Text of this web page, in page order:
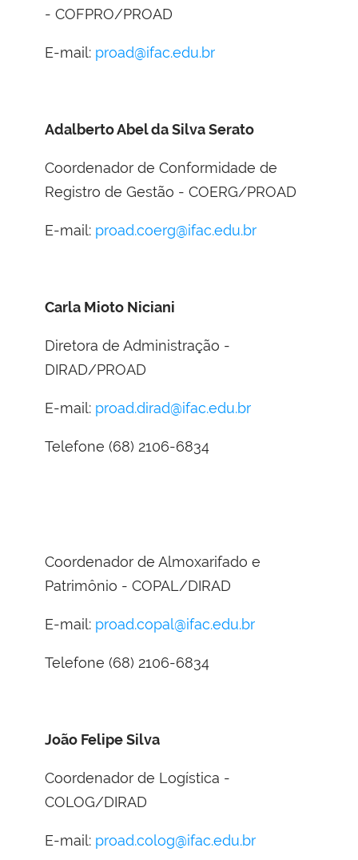
- COFPRO/PROAD
E-mail: proad@ifac.edu.br
Adalberto Abel da Silva Serato
Coordenador de Conformidade de
Registro de Gestão - COERG/PROAD
E-mail: proad.coerg@ifac.edu.br
Carla Mioto Niciani
Diretora de Administração -
DIRAD/PROAD
E-mail: proad.dirad@ifac.edu.br
Telefone (68) 2106-6834
Coordenador de Almoxarifado e
Patrimônio - COPAL/DIRAD
E-mail: proad.copal@ifac.edu.br
Telefone (68) 2106-6834
João Felipe Silva
Coordenador de Logística -
COLOG/DIRAD
E-mail: proad.colog@ifac.edu.br